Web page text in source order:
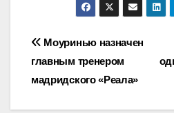
Навигация
по
записям
Моуринью назначен
главным тренером
мадридского «Реала»